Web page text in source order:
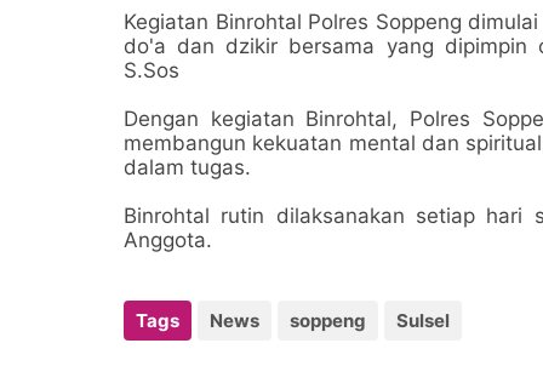
Kegiatan Binrohtal Polres Soppeng
do'a dan dzikir bersama yang dipimpin
S.Sos
Dengan kegiatan Binrohtal, Polres
membangun kekuatan mental dan
dalam tugas.
Binrohtal rutin dilaksanakan setiap hari
Anggota.
Tags News soppeng Sulsel